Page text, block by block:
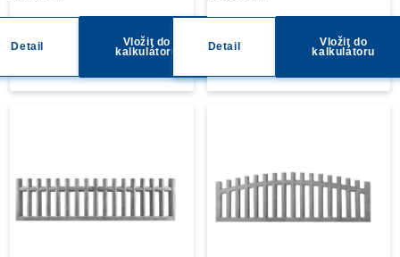
Detail
Vložit do
kalkulátoru
Detail
Vložit do
kalkulátoru